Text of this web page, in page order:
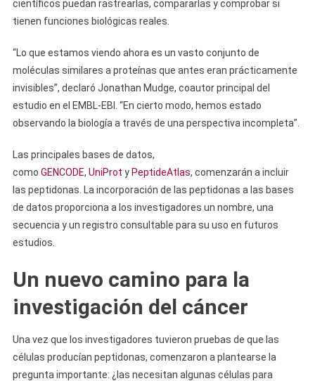
científicos puedan rastrearlas, compararlas y comprobar si
tienen funciones biológicas reales.
“Lo que estamos viendo ahora es un vasto conjunto de
moléculas similares a proteínas que antes eran prácticamente
invisibles”, declaró Jonathan Mudge, coautor principal del
estudio en el EMBL-EBI. “En cierto modo, hemos estado
observando la biología a través de una perspectiva incompleta”.
Las principales bases de datos,
como GENCODE, UniProt y PeptideAtlas, comenzarán a incluir
las peptidonas. La incorporación de las peptidonas a las bases
de datos proporciona a los investigadores un nombre, una
secuencia y un registro consultable para su uso en futuros
estudios.
Un nuevo camino para la
investigación del cáncer
Una vez que los investigadores tuvieron pruebas de que las
células producían peptidonas, comenzaron a plantearse la
pregunta importante: ¿las necesitan algunas células para